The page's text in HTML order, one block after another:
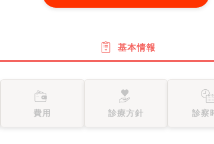
基本情報
費用 診療方針 診察